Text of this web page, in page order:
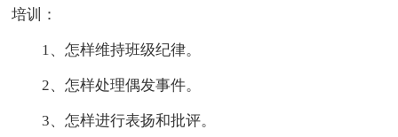
培训：
1、怎样维持班级纪律。
2、怎样处理偶发事件。
3、怎样进行表扬和批评。